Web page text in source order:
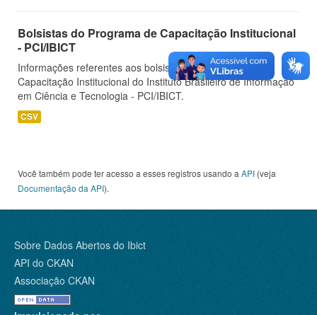
Bolsistas do Programa de Capacitação Institucional
- PCI/IBICT
Informações referentes aos bolsistas do Programa de
Capacitação Institucional do Instituto Brasileiro de Informação
em Ciência e Tecnologia - PCI/IBICT.
CSV
Você também pode ter acesso a esses registros usando a API (veja
Documentação da API).
Sobre Dados Abertos do Ibict
API do CKAN
Associação CKAN